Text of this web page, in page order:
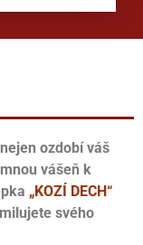
ozdobí váš
vášeň k
„KOZÍ DECH“
svého